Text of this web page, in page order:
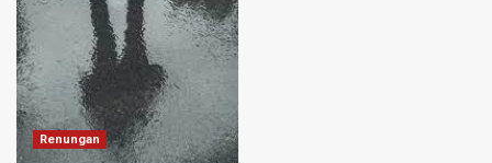
Renungan